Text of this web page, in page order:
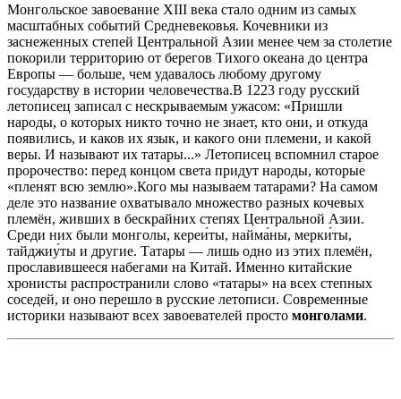
Монгольское завоевание XIII века стало одним из самых
масштабных событий Средневековья. Кочевники из
заснеженных степей Центральной Азии менее чем за столетие
покорили территорию от берегов Тихого океана до центра
Европы — больше, чем удавалось любому другому
государству в истории человечества.В 1223 году русский
летописец записал с нескрываемым ужасом: «Пришли
народы, о которых никто точно не знает, кто они, и откуда
появились, и каков их язык, и какого они племени, и какой
веры. И называют их татары...» Летописец вспомнил старое
пророчество: перед концом света придут народы, которые
«пленят всю землю».Кого мы называем татарами? На самом
деле это название охватывало множество разных кочевых
племён, живших в бескрайних степях Центральной Азии.
Среди них были монголы, кереи́ты, найма́ны, мерки́ты,
тайджиу́ты и другие. Татары — лишь одно из этих племён,
прославившееся набегами на Китай. Именно китайские
хронисты распространили слово «татары» на всех степных
соседей, и оно перешло в русские летописи. Современные
историки называют всех завоевателей просто монголами.